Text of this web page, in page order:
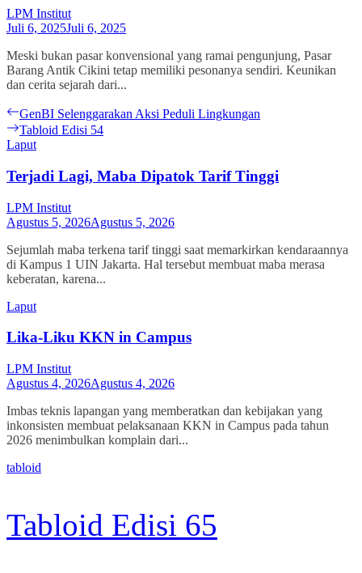
LPM Institut
Juli 6, 2025Juli 6, 2025
Meski bukan pasar konvensional yang ramai pengunjung, Pasar
Barang Antik Cikini tetap memiliki pesonanya sendiri. Keunikan
dan cerita sejarah dari...
Navigasi
pos
Previous
post:
GenBI Selenggarakan Aksi Peduli Lingkungan
Next
post:
Tabloid Edisi 54
Laput
Terjadi Lagi, Maba Dipatok Tarif Tinggi
LPM Institut
Agustus 5, 2026Agustus 5, 2026
Sejumlah maba terkena tarif tinggi saat memarkirkan kendaraannya
di Kampus 1 UIN Jakarta. Hal tersebut membuat maba merasa
keberatan, karena...
Laput
Lika-Liku KKN in Campus
LPM Institut
Agustus 4, 2026Agustus 4, 2026
Imbas teknis lapangan yang memberatkan dan kebijakan yang
inkonsisten membuat pelaksanaan KKN in Campus pada tahun
2026 menimbulkan komplain dari...
tabloid
Tabloid Edisi 65